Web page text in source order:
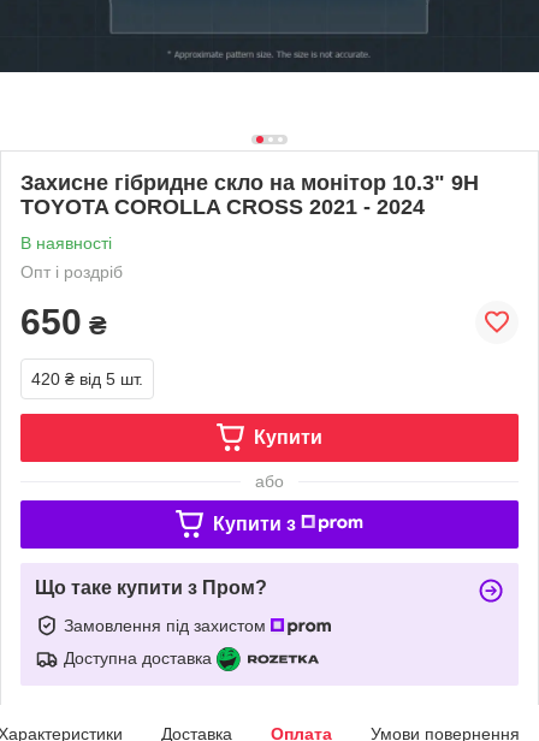
Захисне гібридне скло на монітор 10.3" 9H
TOYOTA COROLLA CROSS 2021 - 2024
В наявності
Опт і роздріб
650 ₴
420 ₴ від 5 шт.
Купити
або
Купити з
Що таке купити з Пром?
Замовлення під захистом
Доступна доставка
Доставка Оплата Умови повернення